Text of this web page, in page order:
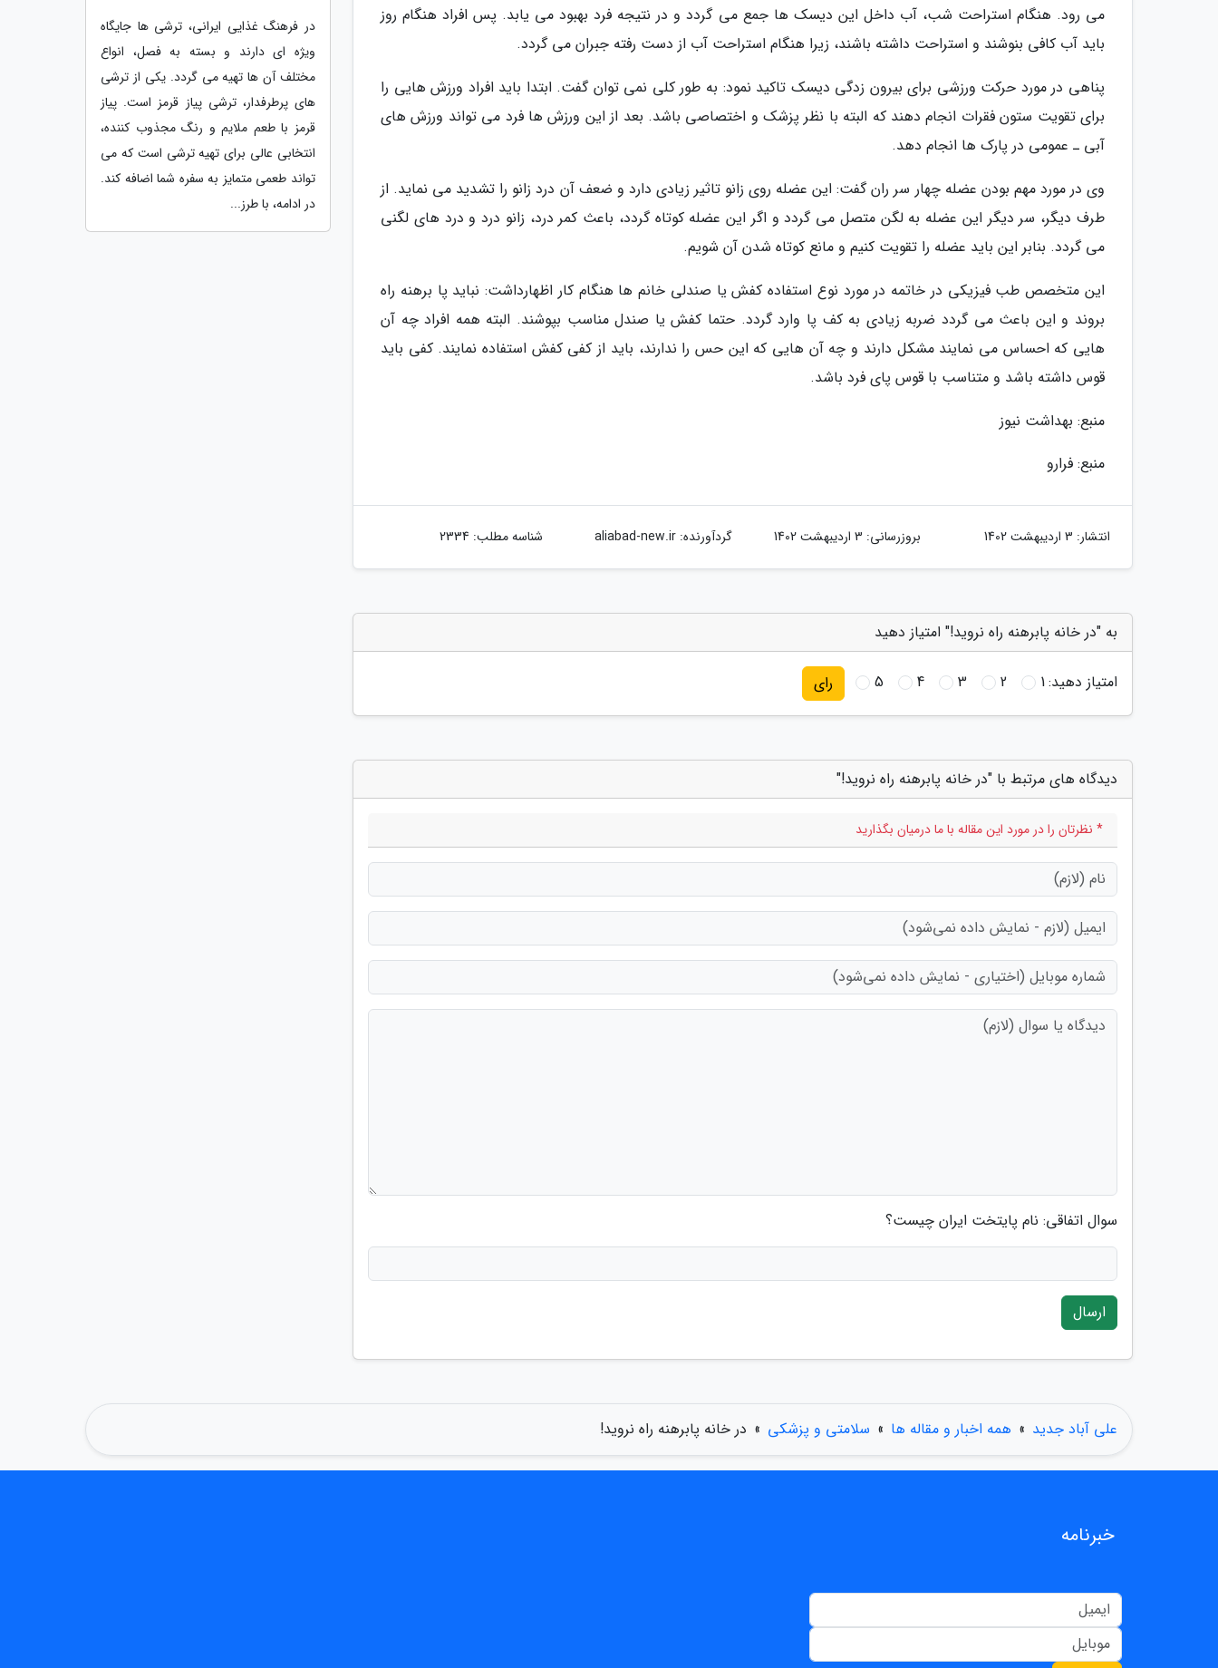
می رود. هنگام استراحت شب، آب داخل این دیسک ها جمع می گردد و در نتیجه فرد بهبود می یابد. پس افراد هنگام روز
باید آب کافی بنوشند و استراحت داشته باشند، زیرا هنگام استراحت آب از دست رفته جبران می گردد.
پناهی در مورد حرکت ورزشی برای بیرون زدگی دیسک تاکید نمود: به طور کلی نمی توان گفت. ابتدا باید افراد ورزش هایی را
برای تقویت ستون فقرات انجام دهند که البته با نظر پزشک و اختصاصی باشد. بعد از این ورزش ها فرد می تواند ورزش های
آبی ـ عمومی در پارک ها انجام دهد.
وی در مورد مهم بودن عضله چهار سر ران گفت: این عضله روی زانو تاثیر زیادی دارد و ضعف آن درد زانو را تشدید می نماید. از
طرف دیگر، سر دیگر این عضله به لگن متصل می گردد و اگر این عضله کوتاه گردد، باعث کمر درد، زانو درد و درد های لگنی
می گردد. بنابر این باید عضله را تقویت کنیم و مانع کوتاه شدن آن شویم.
این متخصص طب فیزیکی در خاتمه در مورد نوع استفاده کفش یا صندلی خانم ها هنگام کار اظهارداشت: نباید پا برهنه راه
بروند و این باعث می گردد ضربه زیادی به کف پا وارد گردد. حتما کفش یا صندل مناسب بپوشند. البته همه افراد چه آن
هایی که احساس می نمایند مشکل دارند و چه آن هایی که این حس را ندارند، باید از کفی کفش استفاده نمایند. کفی باید
قوس داشته باشد و متناسب با قوس پای فرد باشد.
منبع: بهداشت نیوز
منبع: فرارو
انتشار: 3 اردیبهشت 1402 بروزرسانی: 3 اردیبهشت 1402 گردآورنده:aliabad-new.ir شناسه مطلب: 2334
به "در خانه پابرهنه راه نروید!" امتیاز دهید
امتیاز دهید:1
2
3
4
5 رای
دیدگاه های مرتبط با "در خانه پابرهنه راه نروید!"
* نظرتان را در مورد این مقاله با ما درمیان بگذارید
سوال اتفاقی: نام پایتخت ایران چیست؟
ارسال
در فرهنگ غذایی ایرانی، ترشی ها جایگاه
ویژه ای دارند و بسته به فصل، انواع
مختلف آن ها تهیه می گردد. یکی از ترشی
های پرطرفدار، ترشی پیاز قرمز است. پیاز
قرمز با طعم ملایم و رنگ مجذوب کننده،
انتخابی عالی برای تهیه ترشی است که می
تواند طعمی متمایز به سفره شما اضافه کند.
در ادامه، با طرز...
علی آباد جدید » همه اخبار و مقاله ها » سلامتی و پزشکی » در خانه پابرهنه راه نروید!
خبرنامه